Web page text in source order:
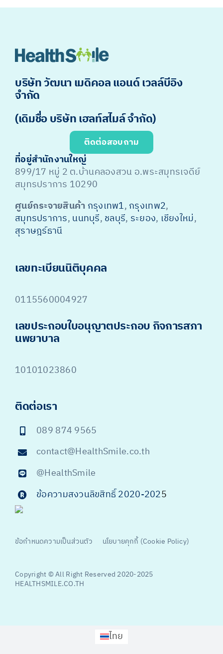
บริษัท วัฒนา เมดิคอล แอนด์ เวลล์บีอิง
จำกัด
(เดิมชื่อ บริษัท เฮลท์สไมล์ จำกัด)
ติดต่อสอบถาม
ที่อยู่สำนักงานใหญ่
899/17 หมู่ 2 ต.บ้านคลองสวน อ.พระสมุทรเจดีย์
สมุทรปราการ 10290
ศูนย์กระจายสินค้า กรุงเทพ1, กรุงเทพ2,
สมุทรปราการ, นนทบุรี, ชลบุรี, ระยอง, เชียงใหม่,
สุราษฎร์ธานี
เลขทะเบียนนิติบุคคล
0115560004927
เลขประกอบใบอนุญาตประกอบ กิจการสภา
นพยาบาล
10101023860
ติดต่อเรา
089 874 9565
contact@HealthSmile.co.th
@HealthSmile
ข้อความสงวนลิขสิทธิ์ 2020-2025
ข้อกำหนดความเป็นส่วนตัว นโยบายคุกกี้ (Cookie Policy)
Copyright © All Right Reserved 2020-2025
HEALTHSMILE.CO.TH
ไทย